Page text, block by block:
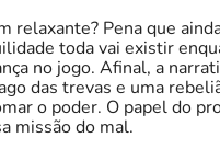
relaxante? Pena que
toda vai existir
no jogo. Afinal, a
das trevas e uma
o poder. O papel do
missão do mal.